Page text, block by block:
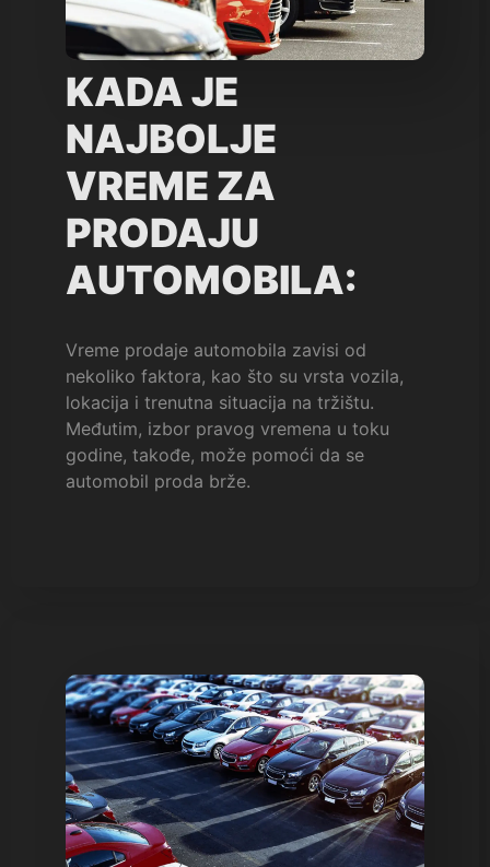
KADA JE
NAJBOLJE
VREME ZA
PRODAJU
AUTOMOBILA:
Vreme prodaje automobila zavisi od
nekoliko faktora, kao što su vrsta vozila,
lokacija i trenutna situacija na tržištu.
Međutim, izbor pravog vremena u toku
godine, takođe, može pomoći da se
automobil proda brže.